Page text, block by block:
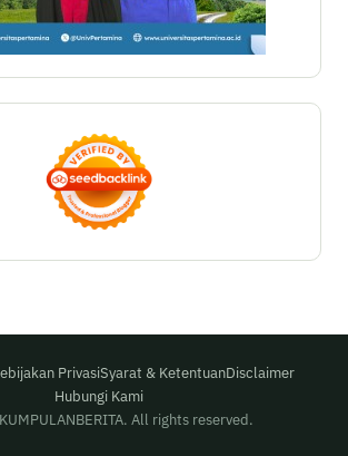
PrivasiSyarat & KetentuanDisclaimer
Hubungi Kami
All rights reserved.